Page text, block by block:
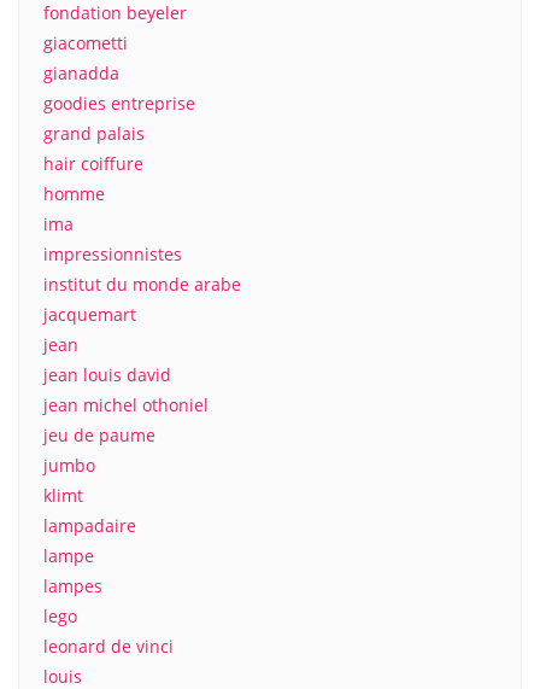
fondation beyeler
giacometti
gianadda
goodies entreprise
grand palais
hair coiffure
homme
ima
impressionnistes
institut du monde arabe
jacquemart
jean
jean louis david
jean michel othoniel
jeu de paume
jumbo
klimt
lampadaire
lampe
lampes
lego
leonard de vinci
louis